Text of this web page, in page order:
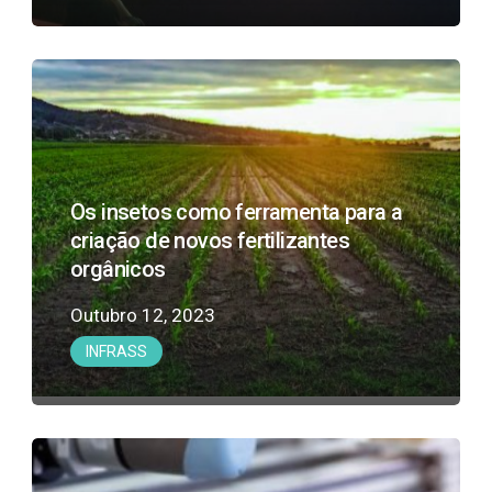
Os
insetos
como
ferramenta
para
a
criação
de
novos
fertilizantes
orgânicosINFRASS
Os insetos como ferramenta para a
criação de novos fertilizantes
orgânicos
Outubro 12, 2023
Desenvolvimento
e